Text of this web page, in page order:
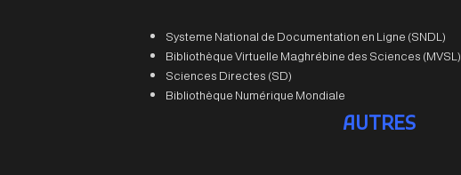
Systeme National de Documentation en Ligne (SNDL)
Bibliothèque Virtuelle Maghrébine des Sciences (MVSL)
Sciences Directes (SD)
Bibliothèque Numérique Mondiale
AUTRES